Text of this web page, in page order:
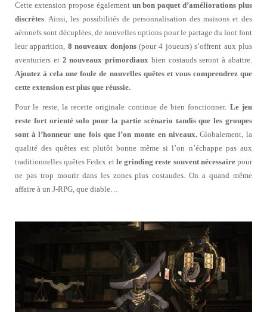
Cette extension propose également un bon paquet d’améliorations plus
discrètes. Ainsi, les possibilités de personnalisation des maisons et des
aéronefs sont décuplées, de nouvelles options pour le partage du loot font
leur apparition, 8 nouveaux donjons(pour 4 joueurs) s’offrent aux plus
aventuriers et 2 nouveaux primordiaux bien costauds seront à abattre.
Ajoutez à cela une foule de nouvelles quêtes et vous comprendrez que
cette extension est plus que réussie.
Pour le reste, la recette originale continue de bien fonctionner. Le jeu
reste fort orienté solo pour la partie scénario tandis que les groupes
sont à l’honneur une fois que l’on monte en niveaux.Globalement, la
qualité des quêtes est plutôt bonne même si l’on n’échappe pas aux
traditionnelles quêtes Fedex et le grinding reste souvent nécessairepour
ne pas trop mourir dans les zones plus costaudes. On a quand même
affaire à un J-RPG, que diable…